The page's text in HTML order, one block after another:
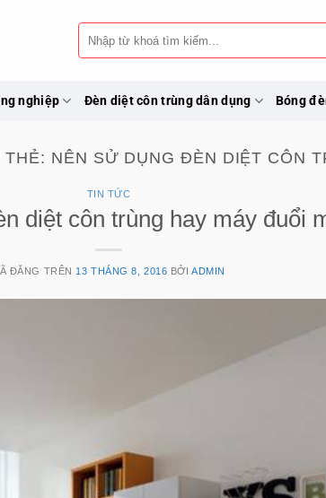
Tìm
kiếm:
nghiệp Đèn diệt côn trùng dân dụng Bóng
NÊN SỬ DỤNG ĐÈN DIỆT CÔN
TIN TỨC
diệt côn trùng hay máy đuổi
ĐĂNG TRÊN 13 THÁNG 8, 2016 BỞIADMIN